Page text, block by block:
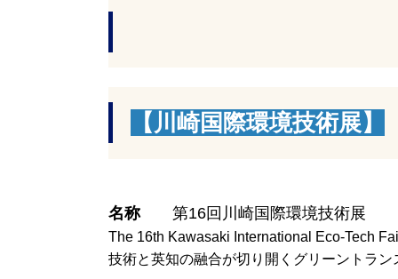
【川崎国際環境技術展】
名称第16回川崎国際環境技術展
The 16th Kawasaki International Eco-Tech
技術と英知の融合が切り開くグリーントラン